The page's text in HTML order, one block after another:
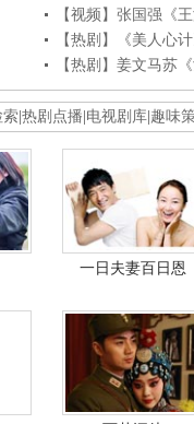
【视频】张国强《
【热剧】《美人心
【热剧】姜文马苏
索 热剧点播 电视剧库 趣味
一日夫妻百日恩